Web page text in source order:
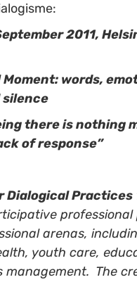
2011,
words,
silence
there is nothing
of response”
Dialogical Practices
arenas,
youth care,
management. The